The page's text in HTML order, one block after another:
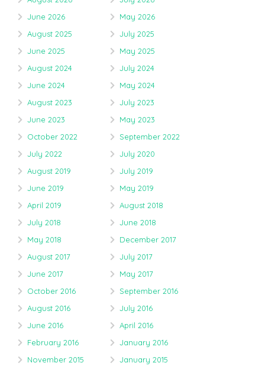
June 2026
May 2026
August 2025
July 2025
June 2025
May 2025
August 2024
July 2024
June 2024
May 2024
August 2023
July 2023
June 2023
May 2023
October 2022
September 2022
July 2022
July 2020
August 2019
July 2019
June 2019
May 2019
April 2019
August 2018
July 2018
June 2018
May 2018
December 2017
August 2017
July 2017
June 2017
May 2017
October 2016
September 2016
August 2016
July 2016
June 2016
April 2016
February 2016
January 2016
November 2015
January 2015